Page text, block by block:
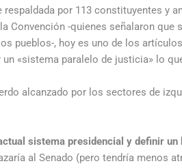
por 113 constituyentes y
Convención -quienes señalaron
pueblos-, hoy es uno de los
«sistema paralelo de justicia» lo
alcanzado por los sectores de
sistema presidencial y definir
al Senado (pero tendría menos